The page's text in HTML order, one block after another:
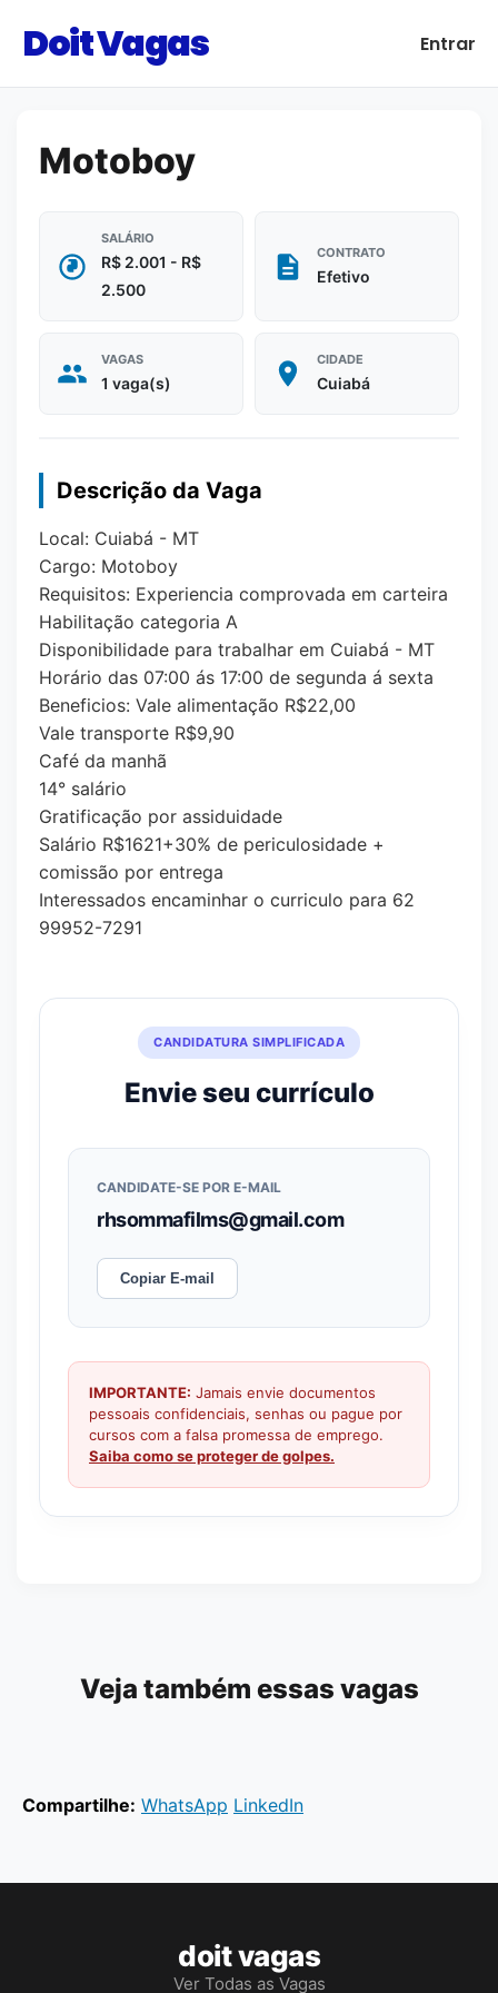
Doit Vagas Entrar
Motoboy
SALÁRIO
R$ 2.001 - R$
2.500
CONTRATO
Efetivo
VAGAS
1 vaga(s)
CIDADE
Cuiabá
Descrição da Vaga
Local: Cuiabá - MT
Cargo: Motoboy
Requisitos: Experiencia comprovada em carteira
Habilitação categoria A
Disponibilidade para trabalhar em Cuiabá - MT
Horário das 07:00 ás 17:00 de segunda á sexta
Beneficios: Vale alimentação R$22,00
Vale transporte R$9,90
Café da manhã
14° salário
Gratificação por assiduidade
Salário R$1621+30% de periculosidade +
comissão por entrega
Interessados encaminhar o curriculo para 62
99952-7291
CANDIDATURA SIMPLIFICADA
Envie seu currículo
CANDIDATE-SE POR E-MAIL
rhsommafilms@gmail.com
Copiar E-mail
IMPORTANTE: Jamais envie documentos
pessoais confidenciais, senhas ou pague por
cursos com a falsa promessa de emprego.
Saiba como se proteger de golpes.
Veja também essas vagas
Compartilhe: WhatsApp LinkedIn
doit vagas
Ver Todas as Vagas